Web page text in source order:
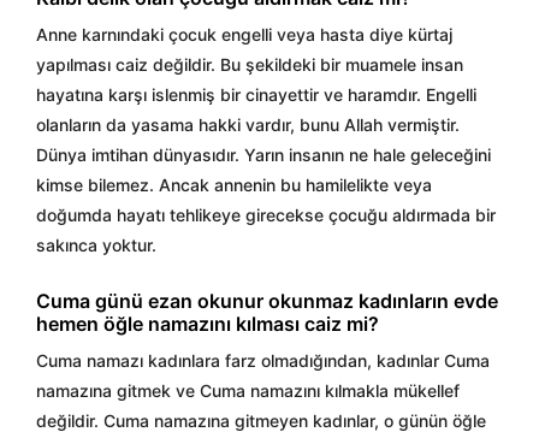
Anne karnındaki çocuk engelli veya hasta diye kürtaj
yapılması caiz değildir. Bu şekildeki bir muamele insan
hayatına karşı islenmiş bir cinayettir ve haramdır. Engelli
olanların da yasama hakki vardır, bunu Allah vermiştir.
Dünya imtihan dünyasıdır. Yarın insanın ne hale geleceğini
kimse bilemez. Ancak annenin bu hamilelikte veya
doğumda hayatı tehlikeye girecekse çocuğu aldırmada bir
sakınca yoktur.
Cuma günü ezan okunur okunmaz kadınların evde
hemen öğle namazını kılması caiz mi?
Cuma namazı kadınlara farz olmadığından, kadınlar Cuma
namazına gitmek ve Cuma namazını kılmakla mükellef
değildir. Cuma namazına gitmeyen kadınlar, o günün öğle